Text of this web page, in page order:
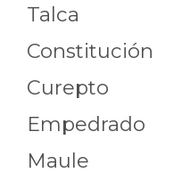
Talca
Constitución
Curepto
Empedrado
Maule